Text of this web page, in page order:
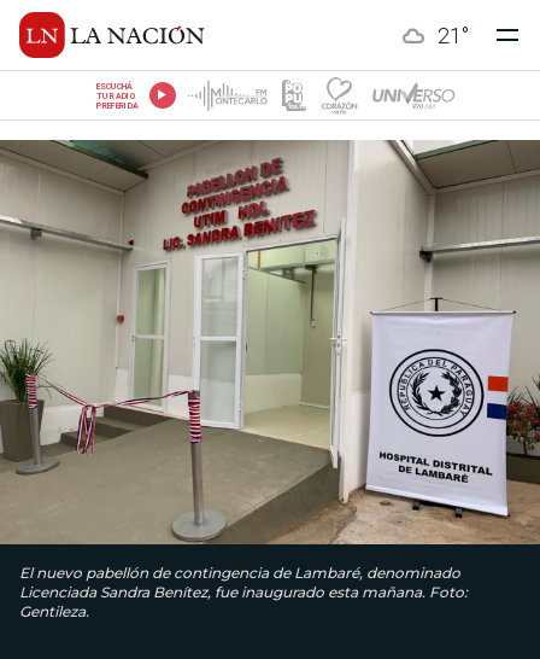
21 °
ESCUCHÁ
TU RADIO
PREFERIDA
El nuevo pabellón de contingencia de Lambaré, denominado
Licenciada Sandra Benítez, fue inaugurado esta mañana. Foto:
Gentileza.